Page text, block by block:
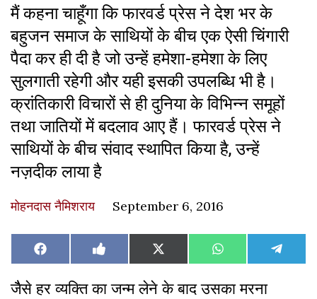
मैं कहना चाहूँगा कि फारवर्ड प्रेस ने देश भर के
बहुजन समाज के साथियों के बीच एक ऐसी चिंगारी
पैदा कर ही दी है जो उन्हें हमेशा-हमेशा के लिए
सुलगाती रहेगी और यही इसकी उपलब्धि भी है।
क्रांतिकारी विचारों से ही दुनिया के विभिन्न समूहों
तथा जातियों में बदलाव आए हैं। फारवर्ड प्रेस ने
साथियों के बीच संवाद स्थापित किया है, उन्हें
नज़दीक लाया है
मोहनदास नैमिशराय September 6, 2016
Share
on
Facebook Share
on
Like
on
Facebook
Share
on
X
(Twitter)
Share
on
WhatsAppShare
on
जैैसे हर व्यक्ति का जन्म लेने के बाद उसका मरना